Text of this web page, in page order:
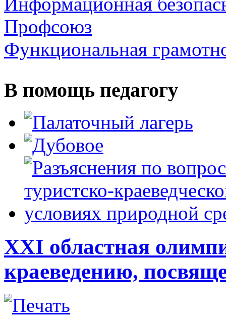
Профсоюз
Функциональная
В помощь педагогу
XXI областная
краеведению,